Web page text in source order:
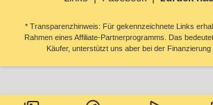
* Transparenzhinweis: Für gekennzeichnete Links
Rahmen eines Affiliate-Partnerprogramms. Das
Käufer, unterstützt uns aber bei der Finanzierung